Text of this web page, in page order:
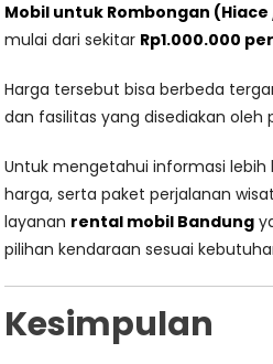
Mobil untuk Rombongan (Hiace
mulai dari sekitar Rp1.000.000
Harga tersebut bisa berbeda
dan fasilitas yang disediakan oleh
Untuk mengetahui informasi
harga, serta paket perjalanan
layanan rental mobil Bandung
pilihan kendaraan sesuai
Kesimpulan